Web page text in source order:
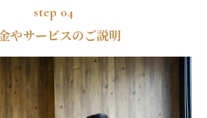
選ばれる理由
step 04
やサービスのご説明